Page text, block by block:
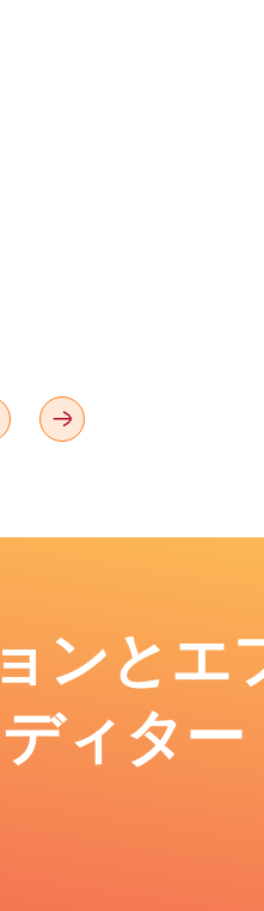
ンとエ
ィター